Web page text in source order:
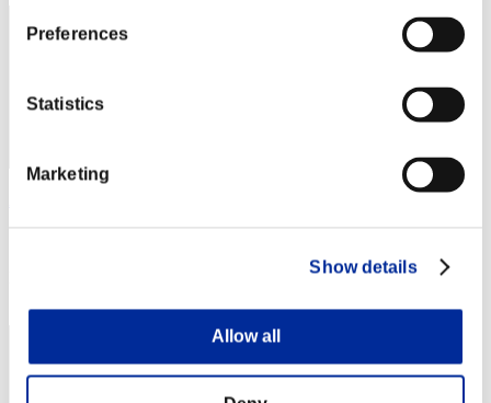
Preferences
Statistics
Marketing
Show details
Allow all